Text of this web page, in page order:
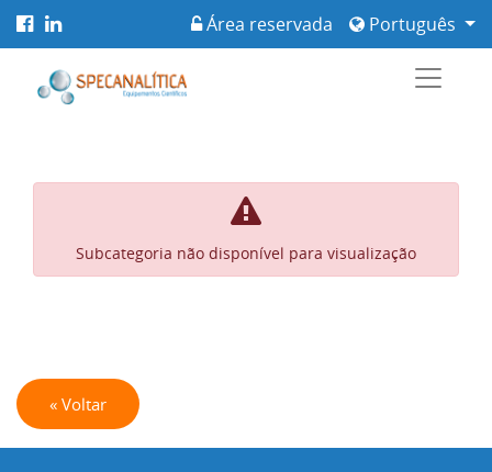
Português
Área reservada
Subcategoria não disponível para visualização
« Voltar